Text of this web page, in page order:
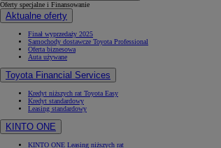
Oferty specjalne i Finansowanie
Aktualne oferty
Finał wyprzedaży 2025
Samochody dostawcze Toyota Professional
Oferta biznesowa
Auta używane
Toyota Financial Services
Kredyt niższych rat Toyota Easy
Kredyt standardowy
Leasing standardowy
KINTO ONE
KINTO ONE Leasing niższych rat